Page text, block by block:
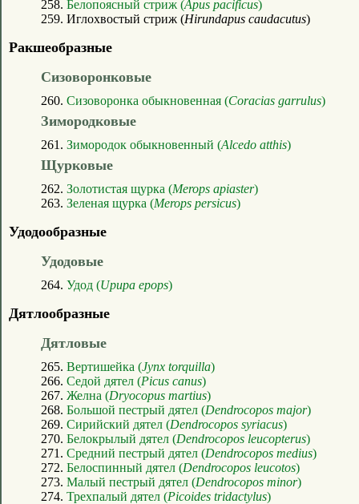
258. Белопоясный стриж (Apus pacificus)
259. Иглохвостый стриж (Hirundapus caudacutus)
Ракшеобразные
Сизоворонковые
260. Сизоворонка обыкновенная (Coracias garrulus)
Зимородковые
261. Зимородок обыкновенный (Alcedo atthis)
Щурковые
262. Золотистая щурка (Merops apiaster)
263. Зеленая щурка (Merops persicus)
Удодообразные
Удодовые
264. Удод (Upupa epops)
Дятлообразные
Дятловые
265. Вертишейка (Jynx torquilla)
266. Седой дятел (Picus canus)
267. Желна (Dryocopus martius)
268. Большой пестрый дятел (Dendrocopos major)
269. Сирийский дятел (Dendrocopos syriacus)
270. Белокрылый дятел (Dendrocopos leucopterus)
271. Средний пестрый дятел (Dendrocopos medius)
272. Белоспинный дятел (Dendrocopos leucotos)
273. Малый пестрый дятел (Dendrocopos minor)
274. Трехпалый дятел (Picoides tridactylus)